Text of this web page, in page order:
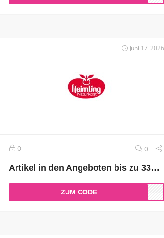
Juni 17, 2026
0 0
Artikel in den Angeboten bis zu 33% reduziert
ZUM CODE